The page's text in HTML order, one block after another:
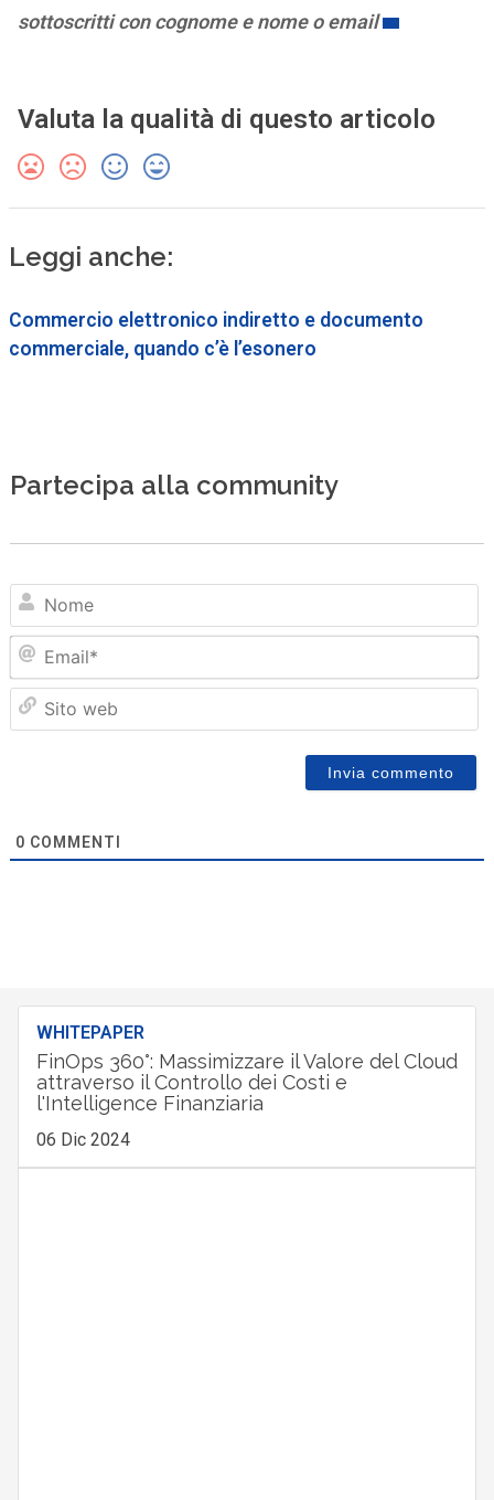
sottoscritti con cognome e nome o email
Valuta la qualità di questo articolo
Leggi anche:
Commercio elettronico indiretto e documento
commerciale, quando c’è l’esonero
Partecipa alla community
0 COMMENTI
WHITEPAPER
FinOps 360°: Massimizzare il Valore del Cloud
attraverso il Controllo dei Costi e
l'Intelligence Finanziaria
06 Dic 2024